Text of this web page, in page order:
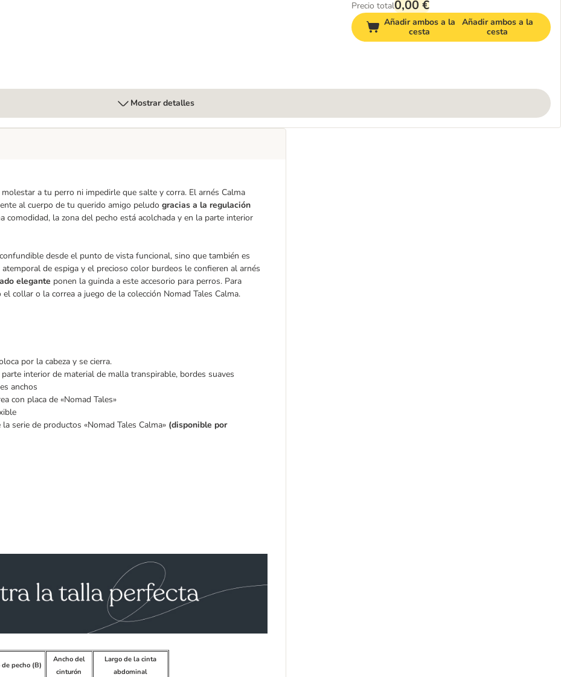
Precio total0,00 €
Añadir ambos a la
cesta
Añadir ambos a la
cesta
Mostrar detalles
a tu perro ni impedirle que salte y corra. El arnés Calma
al cuerpo de tu querido amigo peludo gracias a la regulación
comodidad, la zona del pecho está acolchada y en la parte interior
desde el punto de vista funcional, sino que también es
de espiga y el precioso color burdeos le confieren al arnés
elegante ponen la guinda a este accesorio para perros. Para
collar o la correa a juego de la colección Nomad Tales Calma.
por la cabeza y se cierra.
interior de material de malla transpirable, bordes suaves
anchos
con placa de «Nomad Tales»
serie de productos «Nomad Tales Calma» (disponible por
pecho (B)
Ancho del
cinturón
Largo de la cinta
abdominal